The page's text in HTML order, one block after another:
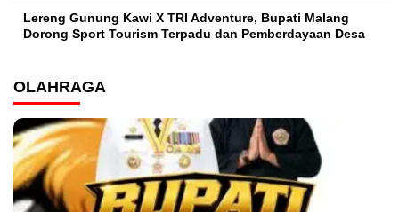
Lereng Gunung Kawi X TRI Adventure, Bupati Malang
Dorong Sport Tourism Terpadu dan Pemberdayaan Desa
OLAHRAGA